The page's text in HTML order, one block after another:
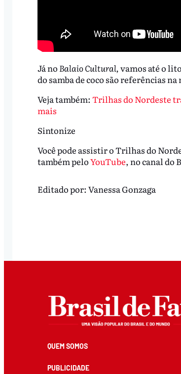
Já no Balaio Cultural,vamos até o
do samba de coco são referências
Veja também: Trilhas do Nordeste
mais
Sintonize
Você pode assistir o Trilhas do
também peloYouTube, no canal do
Editado por: Vanessa Gonzaga
QUEM SOMOS
PUBLICIDADE